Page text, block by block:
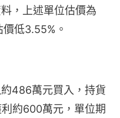
，上述單位估價為
低3.55%。
486萬元買入，持貨
約600萬元，單位期